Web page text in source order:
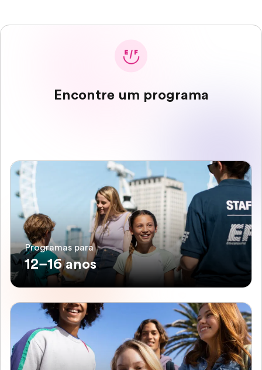
Encontre um programa
Programas para
12–16 anos